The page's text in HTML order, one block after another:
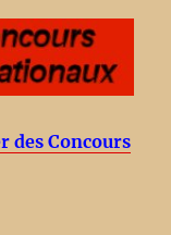
des Concours